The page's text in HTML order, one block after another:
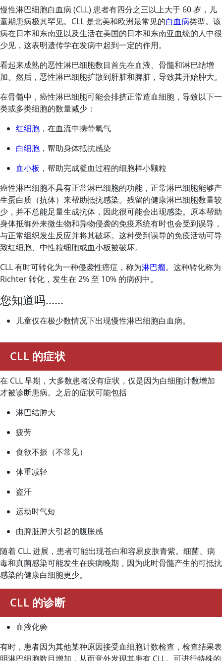
慢性淋巴细胞白血病 (CLL) 患者有四分之三以上大于 60 岁，儿
童期患病极其罕见。CLL 是北美和欧洲最常见的白血病类型。该
病在日本和东南亚以及生活在美国的日本和东南亚血统的人中很
少见，这表明遗传学在发病中起到一定的作用。
看起来成熟的恶性淋巴细胞数目首先在血液、骨髓和淋巴结增
加。然后，恶性淋巴细胞扩散到肝脏和脾脏，导致其开始肿大。
在骨髓中，癌性淋巴细胞可能会排挤正常造血细胞，导致以下一
类或多类细胞的数量减少：
红细胞 ，在血流中携带氧气
白细胞 ，帮助身体抵抗感染
血小板 ，帮助完成凝血过程的细胞样小颗粒
癌性淋巴细胞不具有正常淋巴细胞的功能，正常淋巴细胞能够产
生蛋白质（抗体）来帮助抵抗感染。残留的健康淋巴细胞数量较
少，并不总能足量生成抗体，因此很可能会出现感染。原本帮助
身体抵御外来微生物和异物侵袭的免疫系统有时也会受到误导，
与正常组织发生反应并将其破坏。这种受到误导的免疫活动可导
致红细胞、中性粒细胞或血小板被破坏。
CLL 有时可转化为一种侵袭性癌症，称为淋巴瘤。这种转化称为
Richter 转化，发生在 2% 至 10% 的病例中。
您知道吗……
儿童仅在极少数情况下出现慢性淋巴细胞白血病。
CLL 的症状
在 CLL 早期，大多数患者没有症状，仅是因为白细胞计数增加
才被诊断患病。之后的症状可能包括
淋巴结肿大
疲劳
食欲不振（不常见）
体重减轻
盗汗
运动时气短
由脾脏肿大引起的腹胀感
随着 CLL 进展，患者可能出现苍白和容易皮肤青紫。细菌、病
毒和真菌感染可能发生在疾病晚期，因为此时骨髓产生的可抵抗
感染的健康白细胞更少。
CLL 的诊断
血液化验
有时，患者因为其他某种原因接受血细胞计数检查，检查结果表
明淋巴细胞数目增加，从而意外发现其患有 CLL。可进行特殊的